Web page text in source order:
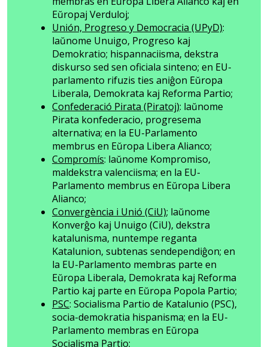
Eŭropaj Verduloj;
Unión, Progreso y Democracia (UPyD):
laŭnome Unuigo, Progreso kaj
Demokratio; hispannaciisma, dekstra
diskurso sed sen oficiala sinteno; en EU-
parlamento rifuzis ties aniĝon Eŭropa
Liberala, Demokrata kaj Reforma Partio;
Confederació Pirata (Piratoj): laŭnome
Pirata konfederacio, progresema
alternativa; en la EU-Parlamento
membrus en Eŭropa Libera Alianco;
Compromís: laŭnome Kompromiso,
maldekstra valenciisma; en la EU-
Parlamento membrus en Eŭropa Libera
Alianco;
Convergència i Unió (CiU); laŭnome
Konverĝo kaj Unuigo (CiU), dekstra
katalunisma, nuntempe reganta
Katalunion, subtenas sendependiĝon; en
la EU-Parlamento membras parte en
Eŭropa Liberala, Demokrata kaj Reforma
Partio kaj parte en Eŭropa Popola Partio;
PSC: Socialisma Partio de Katalunio (PSC),
socia-demokratia hispanisma; en la EU-
Parlamento membras en Eŭropa
Socialisma Partio;